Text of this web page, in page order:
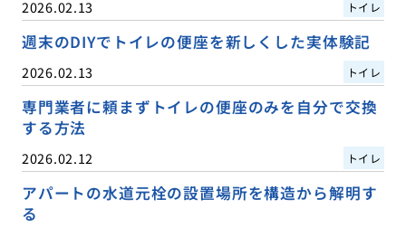
2026.02.13 トイレ
週末のDIYでトイレの便座を新しくした実体験記
2026.02.13 トイレ
専門業者に頼まずトイレの便座のみを自分で交換
する方法
2026.02.12 トイレ
アパートの水道元栓の設置場所を構造から解明す
る